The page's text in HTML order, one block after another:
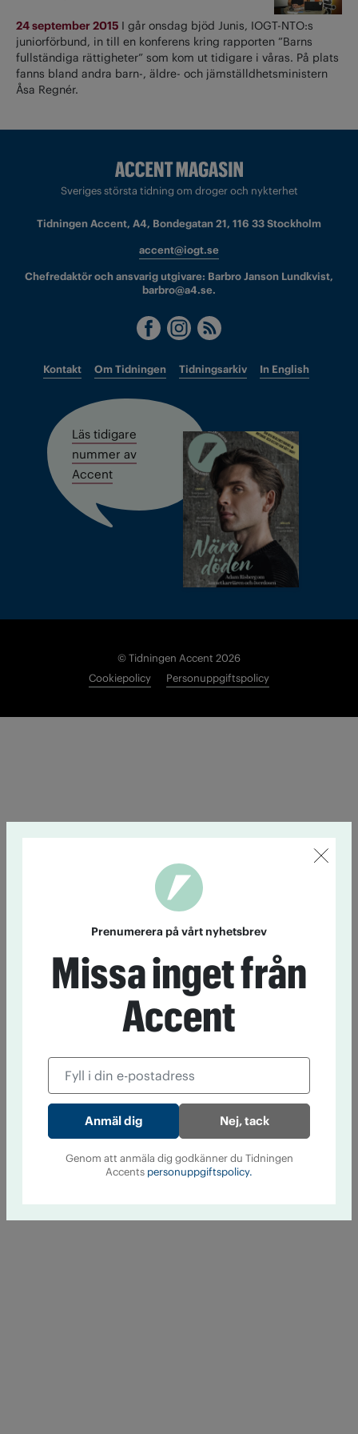
24 september 2015 I går onsdag bjöd Junis, IOGT-NTO:s
juniorförbund, in till en konferens kring rapporten ”Barns
fullständiga rättigheter” som kom ut tidigare i våras. På plats
fanns bland andra barn-, äldre- och jämställdhetsministern
Åsa Regnér.
Sveriges största tidning om droger och nykterhet
Tidningen Accent, A4, Bondegatan 21, 116 33 Stockholm
accent@iogt.se
Chefredaktör och ansvarig utgivare: Barbro Janson Lundkvist,
barbro@a4.se.
Kontakt Om Tidningen Tidningsarkiv In English
Läs tidigare
nummer av
Accent
© Tidningen Accent 2026
Cookiepolicy
Personuppgiftspolicy
Prenumerera på vårt nyhetsbrev
Missa inget från
Accent
Nej, tack
Genom att anmäla dig godkänner du Tidningen
Accents personuppgiftspolicy.